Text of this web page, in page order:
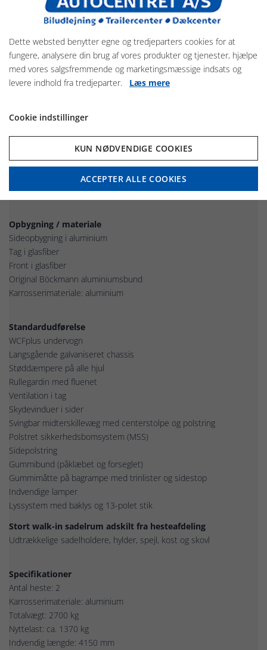
Detaljer om produktet
Böckmann Big Portax er en 2-hestes trailer med fokus på
maksimal plads og komfort.
Modellen er den største i Portax-serien og tilbyder markant større
indvendige mål samt et stort, separat sadelrum.
Opbygning / materiale
Sideopbygning i aluminium
Tag i glasfiber
Front i glasfiber
Original Böckmann aluminiumsbund
Karrosserimateriale: aluminium
Standardudførelse
WCFplus undervogn
Langsgående galvaniseret chassis
Støddæmpere på alle hjul
Rullegardin med fluenet
Ventilation i tag
Skydevinduer i sider
Svingbar midterskillevæg med centerstolpe og polstring
Polstret sikkerhedsbomsystem (MSS)
Sidepolstring
Gummibund (påklæbet og forseglet)
Gummimåtte på bagrampe med trinlister og sidestop
Indvendige lamper
Lyssystem med baklys og 13-polet stik
Stort walk-in sadelrum adskilt fra hesteafdeling
Udtrækkelige sadelholdere, hylder, spejl, kost og skovl
Specifikationer
Antal heste: 2
Karrosserimateriale: aluminium
Totalvægt: 2700 kg
Nyttelast: ca. 1370 kg
Indvendig længde: 4150 mm
Dette websted benytter egne og tredjeparters cookies for at
fungere, analysere din brug af vores produkter og tjenester, hjælpe
med vores salgsfremmende og marketingsmæssige indsats og
levere indhold fra tredjeparter. Læs mere
Cookie indstillinger
KUN NØDVENDIGE COOKIES
ACCEPTER ALLE COOKIES